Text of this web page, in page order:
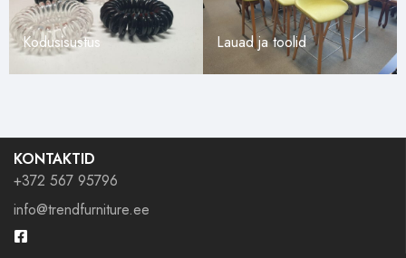
Kodusisustus Lauad ja toolid
KONTAKTID
+372 567 95796
info@trendfurniture.ee